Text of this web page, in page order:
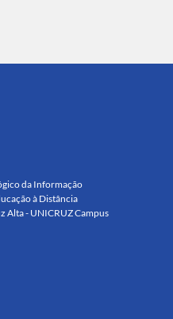
da Informação
à Distância
Alta - UNICRUZ Campus